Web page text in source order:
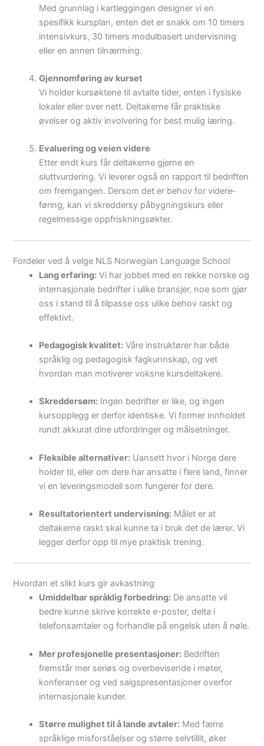
Med grunnlag i kartleggingen designer vi en
spesifikk kursplan, enten det er snakk om 10 timers
intensivkurs, 30 timers modulbasert undervisning
eller en annen tilnærming.
Gjennomføring av kurset
Vi holder kursøktene til avtalte tider, enten i fysiske
lokaler eller over nett. Deltakerne får praktiske
øvelser og aktiv involvering for best mulig læring.
Evaluering og veien videre
Etter endt kurs får deltakerne gjerne en
sluttvurdering. Vi leverer også en rapport til bedriften
om fremgangen. Dersom det er behov for videre­
føring, kan vi skreddersy påbygningskurs eller
regelmessige oppfriskningsøkter.
Fordeler ved å velge NLS Norwegian Language School
Lang erfaring: Vi har jobbet med en rekke norske og
internasjonale bedrifter i ulike bransjer, noe som gjør
oss i stand til å tilpasse oss ulike behov raskt og
effektivt.
Pedagogisk kvalitet: Våre instruktører har både
språklig og pedagogisk fagkunnskap, og vet
hvordan man motiverer voksne kursdeltakere.
Skreddersøm: Ingen bedrifter er like, og ingen
kursopplegg er derfor identiske. Vi former innholdet
rundt akkurat dine utfordringer og målsetninger.
Fleksible alternativer: Uansett hvor i Norge dere
holder til, eller om dere har ansatte i flere land, finner
vi en leveringsmodell som fungerer for dere.
Resultatorientert undervisning: Målet er at
deltakerne raskt skal kunne ta i bruk det de lærer. Vi
legger derfor opp til mye praktisk trening.
Hvordan et slikt kurs gir avkastning
Umiddelbar språklig forbedring: De ansatte vil
bedre kunne skrive korrekte e-poster, delta i
telefonsamtaler og forhandle på engelsk uten å nøle.
Mer profesjonelle presentasjoner: Bedriften
fremstår mer seriøs og overbevisende i møter,
konferanser og ved salgspresentasjoner overfor
internasjonale kunder.
Større mulighet til å lande avtaler: Med færre
språklige misforståelser og større selvtillit, øker